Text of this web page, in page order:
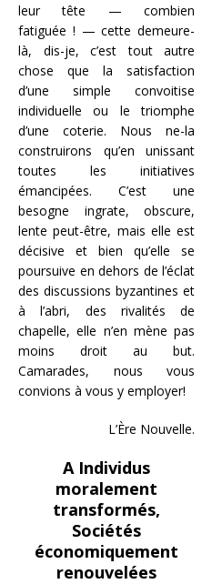
leur tête — combien
fatiguée ! — cette demeure-
là, dis-je, c’est tout autre
chose que la satisfaction
d’une simple convoitise
individuelle ou le triomphe
d’une coterie. Nous ne-la
construirons qu’en unissant
toutes les initiatives
émancipées. C’est une
besogne ingrate, obscure,
lente peut-être, mais elle est
décisive et bien qu’elle se
poursuive en dehors de l’éclat
des discussions byzantines et
à l’abri, des rivalités de
chapelle, elle n’en mène pas
moins droit au but.
Camarades, nous vous
convions à vous y employer!
L’Ère Nouvelle.
A Individus
moralement
transformés,
Sociétés
économiquement
renouvelées